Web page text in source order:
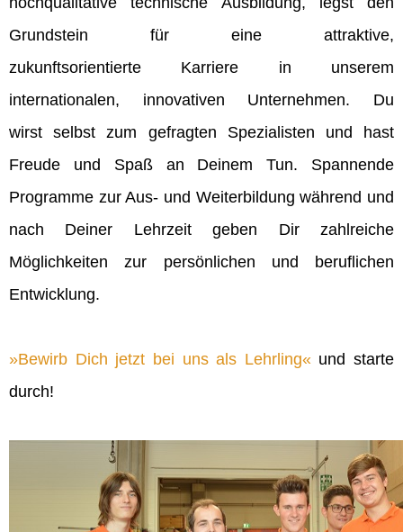
Grundstein für eine attraktive,
zukunftsorientierte Karriere in unserem
internationalen, innovativen Unternehmen. Du
wirst selbst zum gefragten Spezialisten und hast
Freude und Spaß an Deinem Tun. Spannende
Programme zur Aus- und Weiterbildung während und
nach Deiner Lehrzeit geben Dir zahlreiche
Möglichkeiten zur persönlichen und beruflichen
Entwicklung.
Bewirb Dich jetzt bei uns als Lehrling und starte
durch!